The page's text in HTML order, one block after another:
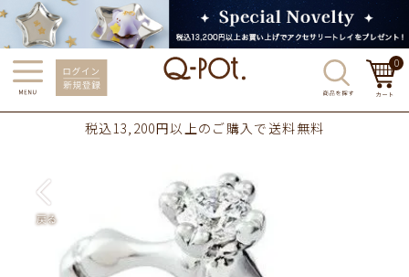
0
税込13,200円以上のご購入で送料無料